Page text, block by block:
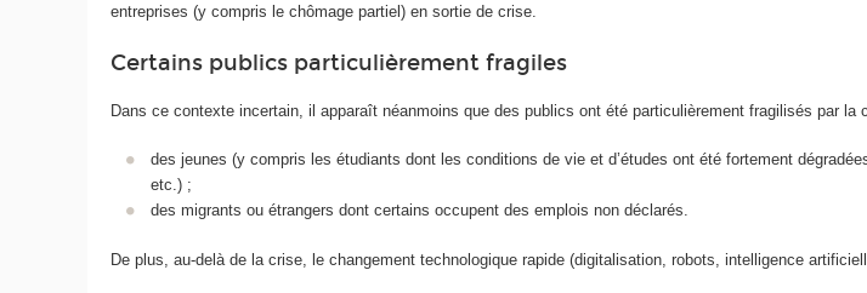
entreprises (y compris le chômage partiel) en sortie de crise.
Certains publics particulièrement fragiles
Dans ce contexte incertain, il apparaît néanmoins que des publics ont été particulièrement fragilisés par
des jeunes (y compris les étudiants dont les conditions de vie et d’études ont été fortement
etc.) ;
des migrants ou étrangers dont certains occupent des emplois non déclarés.
De plus, au-delà de la crise, le changement technologique rapide (digitalisation, robots, intelligence